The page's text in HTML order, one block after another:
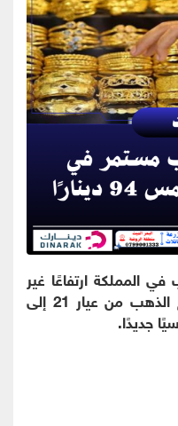
المملكة ارتفاعًا غير
مسبوق، حيث وصل سعر غرام الذهب من عيار 21 إلى